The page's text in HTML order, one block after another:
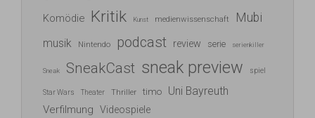
Komödie Kritik Kunst medienwissenschaft Mubi
musik Nintendo podcast review serie serienkiller
Sneak SneakCast sneak preview spiel
Star Wars Theater Thriller timo Uni Bayreuth
Verfilmung Videospiele